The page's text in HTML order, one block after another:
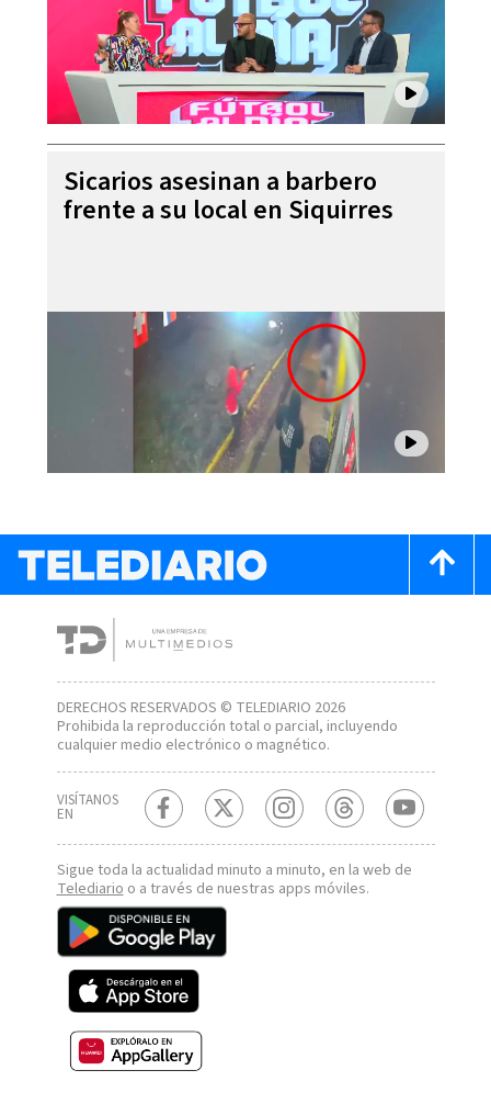
Sicarios asesinan a barbero
frente a su local en Siquirres
DERECHOS RESERVADOS © TELEDIARIO 2026
Prohibida la reproducción total o parcial, incluyendo
cualquier medio electrónico o magnético.
VISÍTANOS
EN
Sigue toda la actualidad minuto a minuto, en la web de
Telediario o a través de nuestras apps móviles.